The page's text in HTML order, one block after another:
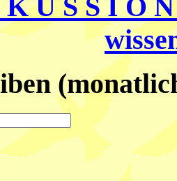
U S S I O